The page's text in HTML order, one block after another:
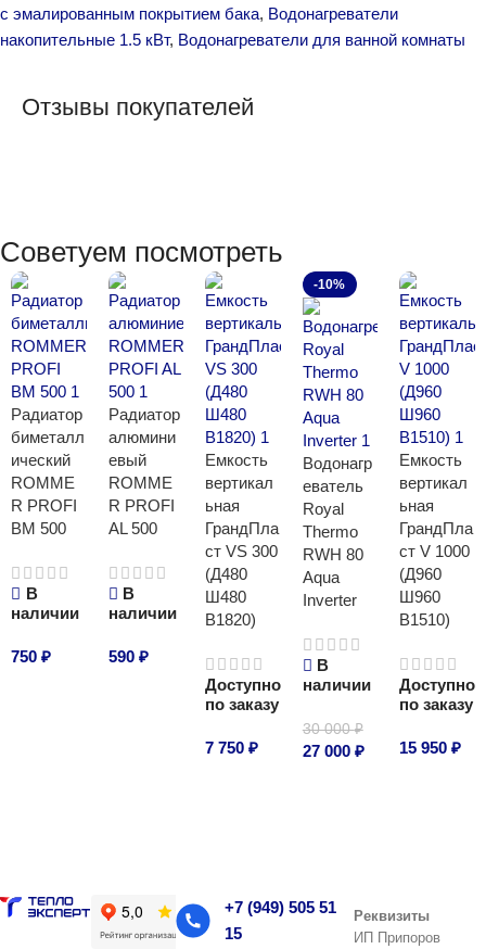
с эмалированным покрытием бака, Водонагреватели
накопительные 1.5 кВт, Водонагреватели для ванной комнаты
Отзывы покупателей
Советуем посмотреть
Радиатор
биметалл
ический
ROMME
R PROFI
BM 500
В
наличии
750 ₽
Радиатор
алюмини
евый
ROMME
R PROFI
AL 500
В
наличии
590 ₽
Емкость
вертикал
ьная
ГрандПла
ст VS 300
(Д480
Ш480
В1820)
Доступно
по заказу
7 750₽
-10%
Водонагр
еватель
Royal
Thermo
RWH 80
Aqua
Inverter
В
наличии
30 000₽
27 000 ₽
Емкость
вертикал
ьная
ГрандПла
ст V 1000
(Д960
Ш960
В1510)
Доступно
по заказу
15 950₽
+7 (949) 505 51
15
Реквизиты
ИП Припоров